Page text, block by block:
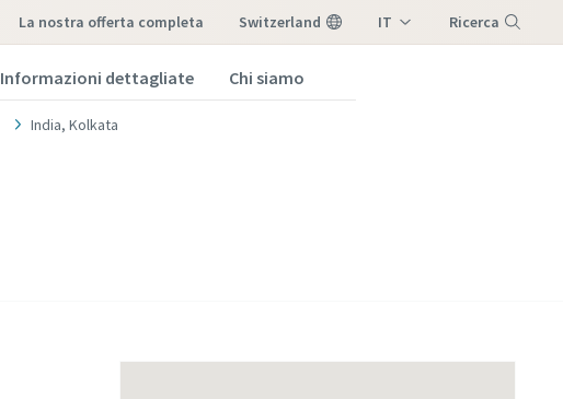
la nostra offerta completa Switzerland IT Ricerca
Informazioni dettagliate Chi siamo
India, Kolkata